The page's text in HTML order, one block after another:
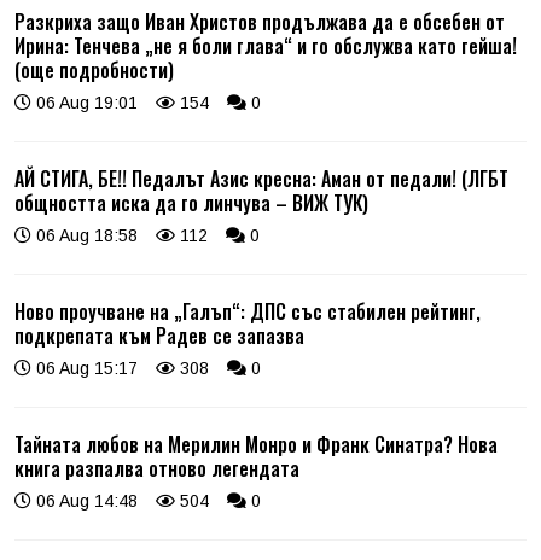
Разкриха защо Иван Христов продължава да е обсебен от
Ирина: Тенчева „не я боли глава“ и го обслужва като гейша!
(още подробности)
06 Aug 19:01 154 0
АЙ СТИГА, БЕ!! Педалът Азис кресна: Аман от педали! (ЛГБТ
общността иска да го линчува – ВИЖ ТУК)
06 Aug 18:58 112 0
Ново проучване на „Галъп“: ДПС със стабилен рейтинг,
подкрепата към Радев се запазва
06 Aug 15:17 308 0
Тайната любов на Мерилин Монро и Франк Синатра? Нова
книга разпалва отново легендата
06 Aug 14:48 504 0